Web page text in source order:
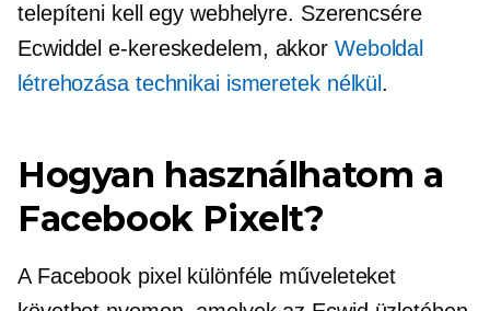
telepíteni kell egy webhelyre. Szerencsére
Ecwiddele-kereskedelem, akkor Weboldal
létrehozása technikai ismeretek nélkül .
Hogyan használhatom a
Facebook Pixelt?
A Facebook pixel különféle műveleteket